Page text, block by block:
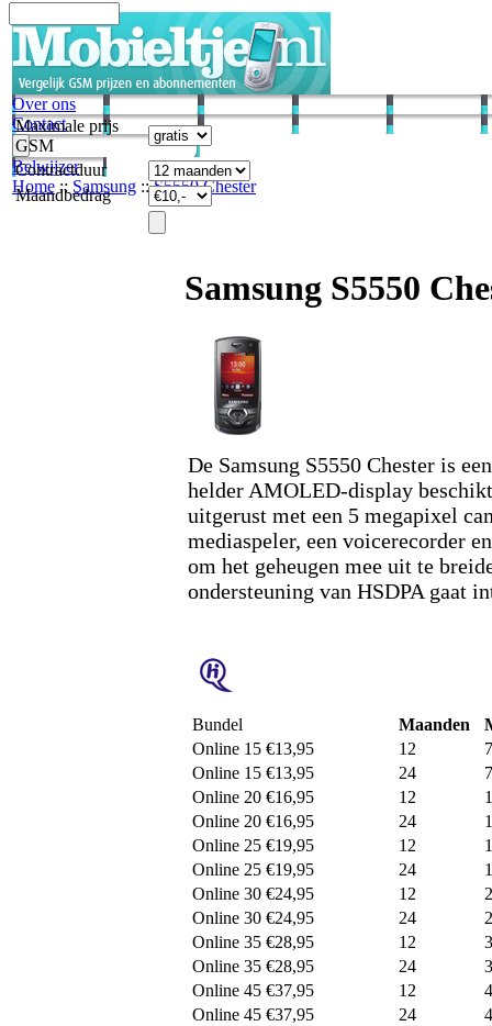
Over ons
Contact
Belwijzer
Home :: Samsung ::S5550 Chester
Maximale prijs
GSM
Contractduur
Maandbedrag
Samsung S5550
De Samsung S5550 Chester is
helder AMOLED-display
uitgerust met een 5 megapixel
mediaspeler, een voicerecorder
om het geheugen mee uit te
ondersteuning van HSDPA gaat
Bundel Maanden
Online 15 €13,95
12
Online 15 €13,95
24
Online 20 €16,95
12
Online 20 €16,95
24
Online 25 €19,95
12
Online 25 €19,95
24
Online 30 €24,95
12
Online 30 €24,95
24
Online 35 €28,95
12
Online 35 €28,95
24
Online 45 €37,95
12
Online 45 €37,95
24